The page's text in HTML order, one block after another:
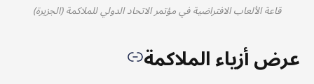
قاعة الألعاب الافتراضية في مؤتمر الاتحاد الدولي للملاكمة (الجزيرة)
عرض أزياء الملاكمة